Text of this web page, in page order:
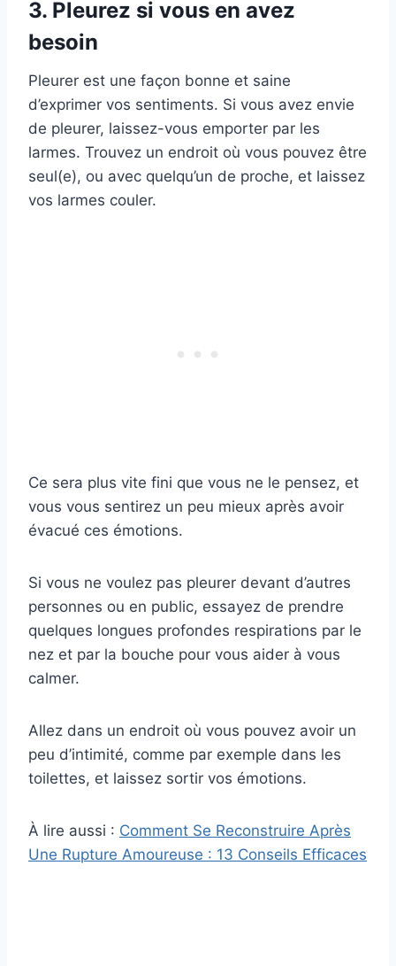
3. Pleurez si vous en avez
besoin
Pleurer est une façon bonne et saine
d’exprimer vos sentiments. Si vous avez envie
de pleurer, laissez-vous emporter par les
larmes. Trouvez un endroit où vous pouvez être
seul(e), ou avec quelqu’un de proche, et laissez
vos larmes couler.
Ce sera plus vite fini que vous ne le pensez, et
vous vous sentirez un peu mieux après avoir
évacué ces émotions.
Si vous ne voulez pas pleurer devant d’autres
personnes ou en public, essayez de prendre
quelques longues profondes respirations par le
nez et par la bouche pour vous aider à vous
calmer.
Allez dans un endroit où vous pouvez avoir un
peu d’intimité, comme par exemple dans les
toilettes, et laissez sortir vos émotions.
À lire aussi : Comment Se Reconstruire Après
Une Rupture Amoureuse : 13 Conseils Efficaces